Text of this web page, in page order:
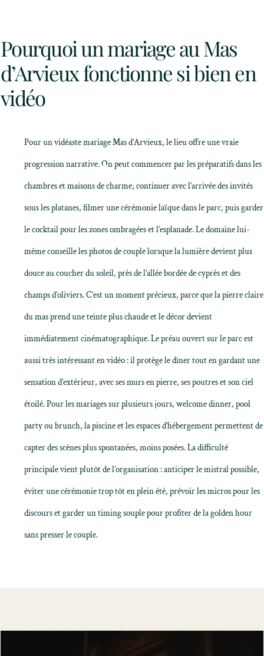
Pourquoi un mariage au Mas
d’Arvieux fonctionne si bien en
vidéo
Pour un vidéaste mariage Mas d’Arvieux, le lieu offre une vraie
progression narrative. On peut commencer par les préparatifs dans les
chambres et maisons de charme, continuer avec l’arrivée des invités
sous les platanes, filmer une cérémonie laïque dans le parc, puis garder
le cocktail pour les zones ombragées et l’esplanade. Le domaine lui-
même conseille les photos de couple lorsque la lumière devient plus
douce au coucher du soleil, près de l’allée bordée de cyprès et des
champs d’oliviers. C’est un moment précieux, parce que la pierre claire
du mas prend une teinte plus chaude et le décor devient
immédiatement cinématographique. Le préau ouvert sur le parc est
aussi très intéressant en vidéo : il protège le dîner tout en gardant une
sensation d’extérieur, avec ses murs en pierre, ses poutres et son ciel
étoilé. Pour les mariages sur plusieurs jours, welcome dinner, pool
party ou brunch, la piscine et les espaces d’hébergement permettent de
capter des scènes plus spontanées, moins posées. La difficulté
principale vient plutôt de l’organisation : anticiper le mistral possible,
éviter une cérémonie trop tôt en plein été, prévoir les micros pour les
discours et garder un timing souple pour profiter de la golden hour
sans presser le couple.